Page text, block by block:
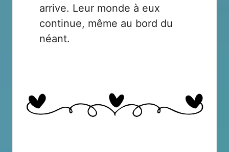
arrive. Leur monde à eux
continue, même au bord du
néant.